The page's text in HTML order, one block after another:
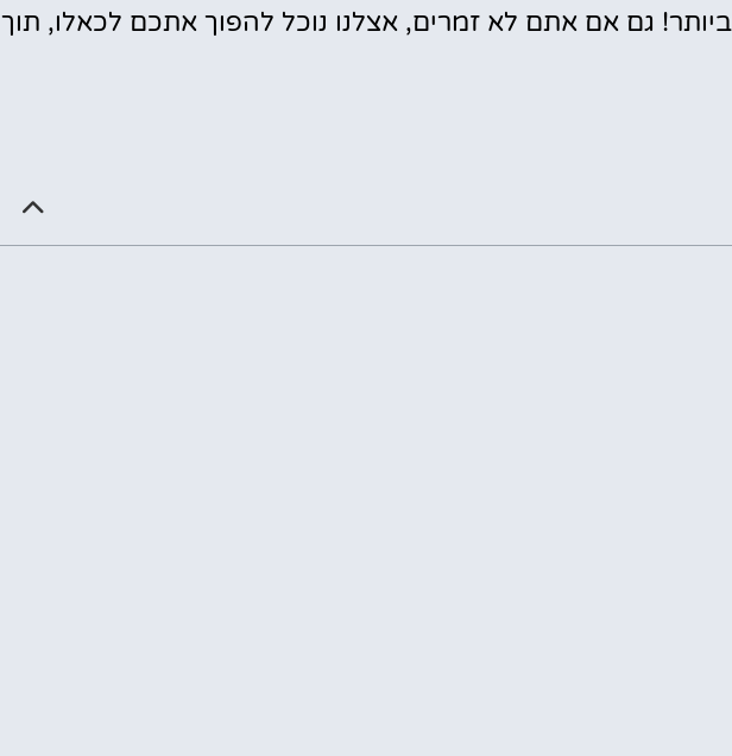
גם אם אתם לא זמרים, אצלנו נוכל להפוך אתכם לכאלו, תוך